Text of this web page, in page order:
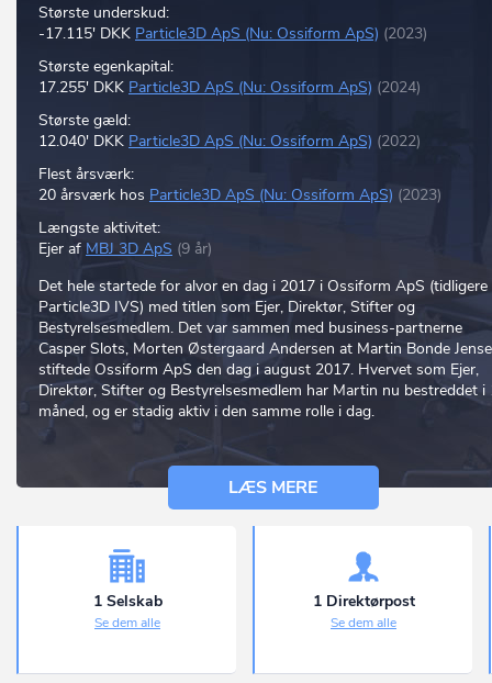
Største underskud:
-17.115' DKK Particle3D ApS (Nu: Ossiform ApS) (2023)
Største egenkapital:
17.255' DKK Particle3D ApS (Nu: Ossiform ApS) (2024)
Største gæld:
12.040' DKK Particle3D ApS (Nu: Ossiform ApS) (2022)
Flest årsværk:
20 årsværk hos Particle3D ApS (Nu: Ossiform ApS) (2023)
Længste aktivitet:
Ejer af MBJ 3D ApS (9 år)
Det hele startede for alvor en dag i 2017 i Ossiform ApS (tidligere
Particle3D IVS) med titlen som Ejer, Direktør, Stifter og
Bestyrelsesmedlem. Det var sammen med business-partnerne
Casper Slots, Morten Østergaard Andersen at Martin Bonde
stiftede Ossiform ApS den dag i august 2017. Hvervet som Ejer,
Direktør, Stifter og Bestyrelsesmedlem har Martin nu bestreddet i
måned, og er stadig aktiv i den samme rolle i dag.
LÆS MERE
1 Selskab
Se dem alle
1 Direktørpost
Se dem alle